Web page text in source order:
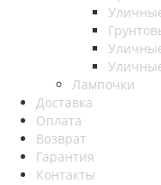
Лампочки
Доставка
Оплата
Возврат
Гарантия
Контакты